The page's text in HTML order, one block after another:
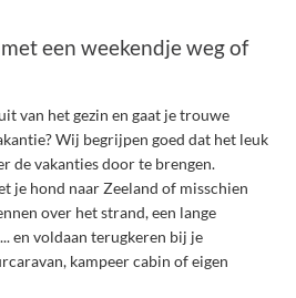
een weekendje weg of
van het gezin en gaat je trouwe
Wij begrijpen goed dat het leuk
de vakanties door te brengen.
je hond naar Zeeland of misschien
over het strand, een lange
en voldaan terugkeren bij je
kampeer cabin of eigen